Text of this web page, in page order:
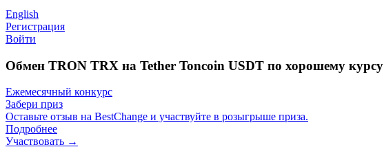
English
Регистрация
Войти
Обмен TRON TRX на Tether Toncoin USDT по хорошему курсу
Ежемесячный конкурс
Забери приз
Оставьте отзыв на BestChange и участвуйте в розыгрыше приза.
Подробнее
Участвовать →